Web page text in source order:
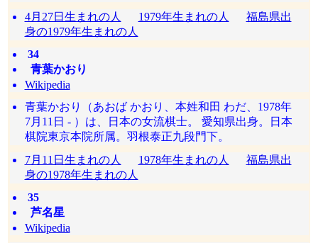
4月27日生まれの人
1979年生まれの人
福島県出
身の1979年生まれの人
34
青葉かおり
Wikipedia
青葉かおり（あおば かおり、本姓和田 わだ、1978年
7月11日 - ）は、日本の女流棋士。 愛知県出身。日本
棋院東京本院所属。羽根泰正九段門下。
7月11日生まれの人
1978年生まれの人
福島県出
身の1978年生まれの人
35
芦名星
Wikipedia